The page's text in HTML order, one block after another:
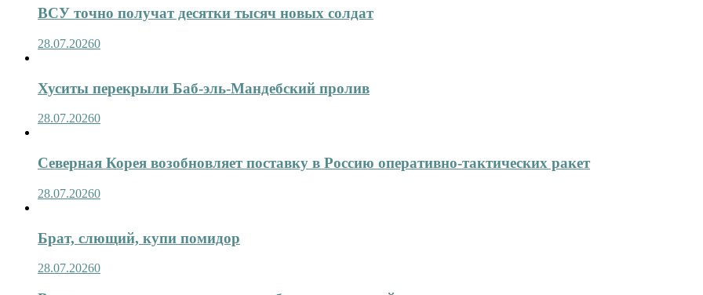
ВСУ точно получат десятки тысяч новых солдат
28.07.20260
Хуситы перекрыли Баб-эль-Мандебский пролив
28.07.20260
Северная Корея возобновляет поставку в Россию оперативно-тактических ракет
28.07.20260
Брат, слющий, купи помидор
28.07.20260